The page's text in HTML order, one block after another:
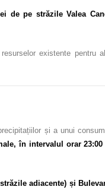
de pe străzile Valea
existente pentru
și a unui
în intervalul orar
adiacente) și